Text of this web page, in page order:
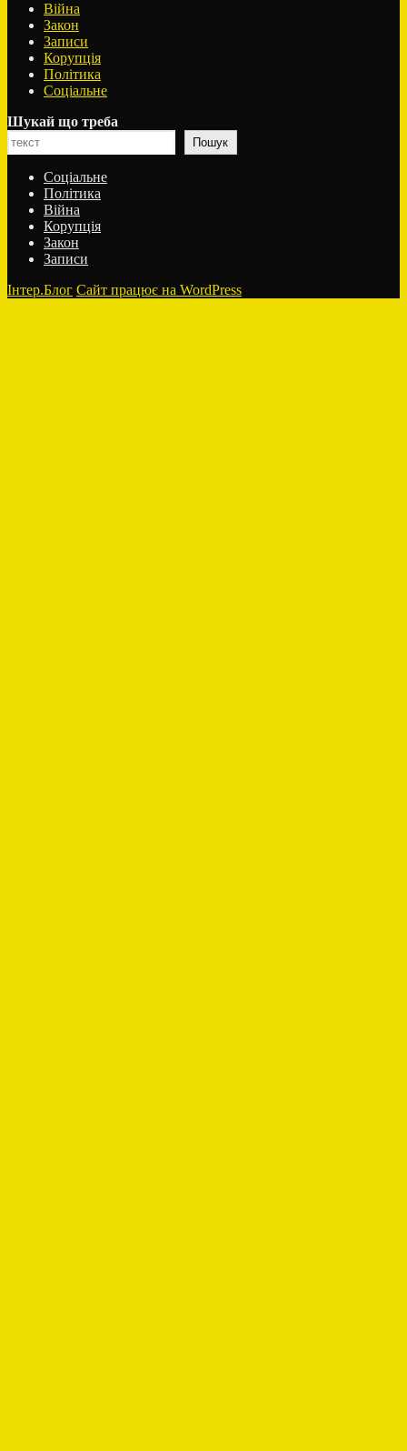
Війна
Закон
Записи
Корупція
Політика
Соціальне
Шукай що треба
Пошук
Соціальне
Політика
Війна
Корупція
Закон
Записи
Інтер.Блог Сайт працює на WordPress